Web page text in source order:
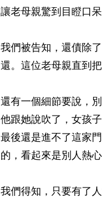
讓老母親驚到目瞪口
我們被告知，還債除
還。這位老母親直到
還有一個細節要說，
他跟她說吹了，女孩
最後還是進不了這家
的，看起來是別人熱
我們得知，只要有了